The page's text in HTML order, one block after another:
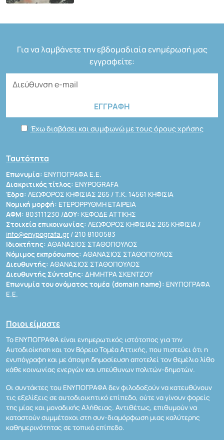
Για να λαμβάνετε την εβδομαδιαία ενημέρωσή μας
εγγραφείτε:
Έχω διαβάσει και συμφωνώ με τους όρους χρήσης
Ταυτότητα
Επωνυμία: ΕΝΥΠΟΓΡΑΦΑ Ε.Ε.
Διακριτικός τίτλος: ENYPOGRAFA
Έδρα: ΛΕΩΦΟΡΟΣ ΚΗΦΙΣΙΑΣ 265 / Τ.Κ. 14561 ΚΗΦΙΣΙΑ
Νομική μορφή: ΕΤΕΡΟΡΡΥΘΜΗ ΕΤΑΙΡΕΙΑ
ΑΦΜ: 803111230 /ΔΟΥ: ΚΕΦΟΔΕ ΑΤΤΙΚΗΣ
Στοιχεία επικοινωνίας: ΛΕΩΦΟΡΟΣ ΚΗΦΙΣΙΑΣ 265 ΚΗΦΙΣΙΑ /
info@enypografa.gr / 210 8100583
Ιδιοκτήτης: ΑΘΑΝΑΣΙΟΣ ΣΤΑΘΟΠΟΥΛΟΣ
Νόμιμος εκπρόσωπος: ΑΘΑΝΑΣΙΟΣ ΣΤΑΘΟΠΟΥΛΟΣ
Διευθυντής: ΑΘΑΝΑΣΙΟΣ ΣΤΑΘΟΠΟΥΛΟΣ
Διευθυντής Σύνταξης: ΔΗΜΗΤΡΑ ΣΚΕΝΤΖΟΥ
Επωνυμία του ονόματος τομέα (domain name): ΕΝΥΠΟΓΡΑΦΑ
Ε.Ε.
Ποιοι είμαστε
Το ΕΝΥΠΟΓΡΑΦΑ είναι ενημερωτικός ιστότοπος για την
Αυτοδιοίκηση και τον Βόρειο Τομέα Αττικής, που πιστεύει ότι η
ενυπόγραφη και με άποψη δημοσίευση αποτελεί τον θεμέλιο λίθο
κάθε κοινωνίας ενεργών και υπεύθυνων πολιτών-δημοτών.
Οι συντάκτες του ΕΝΥΠΟΓΡΑΦΑ δεν φιλοδοξούν να κατευθύνουν
τις εξελίξεις σε αυτοδιοικητικό επίπεδο, ούτε να γίνουν φορείς
της μίας και μοναδικής Αλήθειας. Αντιθέτως, επιθυμούν να
καταστούν συμμέτοχοι στη συν-διαμόρφωση μιας καλύτερης
καθημερινότητας σε τοπικό επίπεδο.